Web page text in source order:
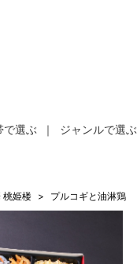
で選ぶ ジャンルで選ぶ
桃姫楼 プルコギと油淋鶏